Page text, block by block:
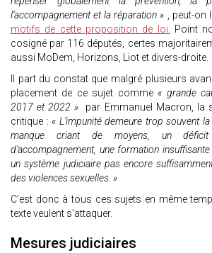
l’accompagnement et la réparation » , peut-on
motifs de cette proposition de loi. Point
cosigné par 116 députés, certes
aussi MoDem, Horizons, Liot et divers-droite.
Il part du constat que malgré plusieurs
placement de ce sujet comme« grande
2017 et 2022 » par Emmanuel Macron, la
critique : « L’impunité demeure trop souvent
manque criant de moyens, un
d’accompagnement, une formation
un système judiciaire pas encore
des violences sexuelles. »
C’est donc à tous ces sujets en même
texte veulent s’attaquer.
Mesures judiciaires